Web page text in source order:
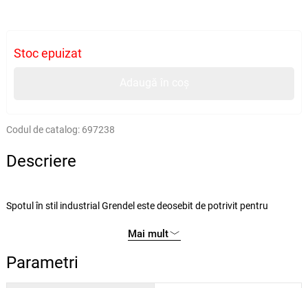
Stoc epuizat
Codul de catalog: 697238
Descriere
Spotul în stil industrial Grendel este deosebit de potrivit pentru
Această lampă de perete poate fi utilizată cu un bec de până la 40 W.
Mai mult
Parametri